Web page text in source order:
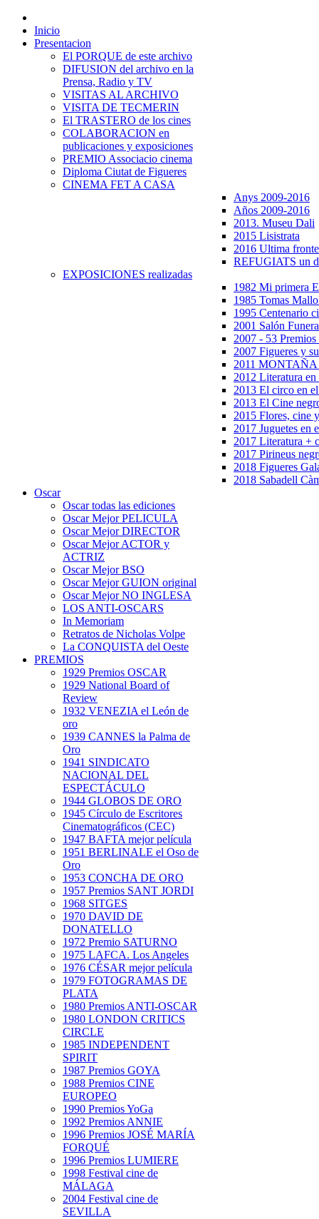
Inicio
Presentacion
El PORQUE de este archivo
DIFUSION del archivo en la
Prensa, Radio y TV
VISITAS AL ARCHIVO
VISITA DE TECMERIN
El TRASTERO de los cines
COLABORACION en
publicaciones y exposiciones
PREMIO Associacio cinema
Diploma Ciutat de Figueres
CINEMA FET A CASA
Anys 2009-2016
Años 2009-2016
2013. Museu Dali
2015 Lisistrata
2016 Ultima
REFUGIATS un
EXPOSICIONES realizadas
1982 Mi primera
1985 Tomas
1995 Centenario
2001 Salón
2007 - 53 Premios
2007 Figueres y
2011 MONTAÑA
2012 Literatura en
2013 El circo en
2013 El Cine
2015 Flores, cine
2017 Juguetes en
2017 Literatura +
2017 Pirineus
2018 Figueres
2018 Sabadell
Oscar
Oscar todas las ediciones
Oscar Mejor PELICULA
Oscar Mejor DIRECTOR
Oscar Mejor ACTOR y
ACTRIZ
Oscar Mejor BSO
Oscar Mejor GUION original
Oscar Mejor NO INGLESA
LOS ANTI-OSCARS
In Memoriam
Retratos de Nicholas Volpe
La CONQUISTA del Oeste
PREMIOS
1929 Premios OSCAR
1929 National Board of
Review
1932 VENEZIA el León de
oro
1939 CANNES la Palma de
Oro
1941 SINDICATO
NACIONAL DEL
ESPECTÁCULO
1944 GLOBOS DE ORO
1945 Círculo de Escritores
Cinematográficos (CEC)
1947 BAFTA mejor película
1951 BERLINALE el Oso de
Oro
1953 CONCHA DE ORO
1957 Premios SANT JORDI
1968 SITGES
1970 DAVID DE
DONATELLO
1972 Premio SATURNO
1975 LAFCA. Los Angeles
1976 CÉSAR mejor película
1979 FOTOGRAMAS DE
PLATA
1980 Premios ANTI-OSCAR
1980 LONDON CRITICS
CIRCLE
1985 INDEPENDENT
SPIRIT
1987 Premios GOYA
1988 Premios CINE
EUROPEO
1990 Premios YoGa
1992 Premios ANNIE
1996 Premios JOSÉ MARÍA
FORQUÉ
1996 Premios LUMIERE
1998 Festival cine de
MÁLAGA
2004 Festival cine de
SEVILLA